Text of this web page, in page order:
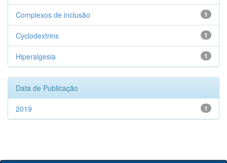
1
Complexos de inclusão
1
Cyclodextrins
1
Hiperalgesia
Data de Publicação
1
2019